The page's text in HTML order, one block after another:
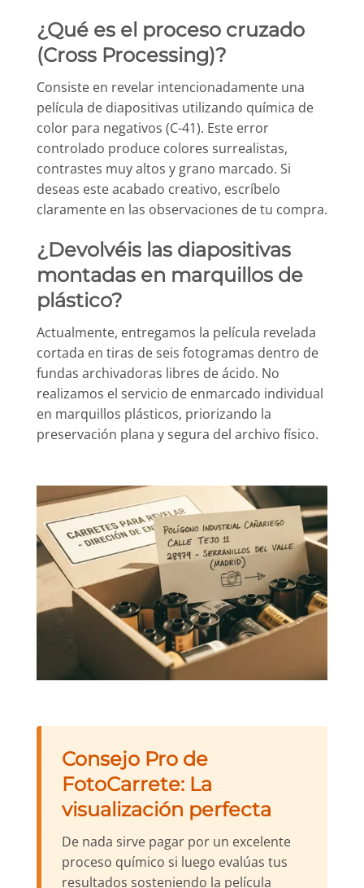
¿Qué es el proceso cruzado
(Cross Processing)?
Consiste en revelar intencionadamente una
película de diapositivas utilizando química de
color para negativos (C-41). Este error
controlado produce colores surrealistas,
contrastes muy altos y grano marcado. Si
deseas este acabado creativo, escríbelo
claramente en las observaciones de tu compra.
¿Devolvéis las diapositivas
montadas en marquillos de
plástico?
Actualmente, entregamos la película revelada
cortada en tiras de seis fotogramas dentro de
fundas archivadoras libres de ácido. No
realizamos el servicio de enmarcado individual
en marquillos plásticos, priorizando la
preservación plana y segura del archivo físico.
Consejo Pro de
FotoCarrete: La
visualización perfecta
De nada sirve pagar por un excelente
proceso químico si luego evalúas tus
resultados sosteniendo la película